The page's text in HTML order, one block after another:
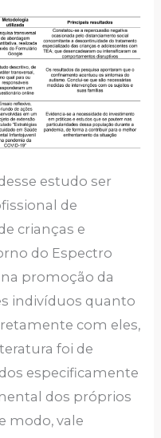
estudo ser
de
crianças e
do Espectro
promoção da
indivíduos quanto
com eles,
foi de
especificamente
dos próprios
modo, vale